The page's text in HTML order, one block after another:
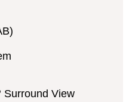
Surround View